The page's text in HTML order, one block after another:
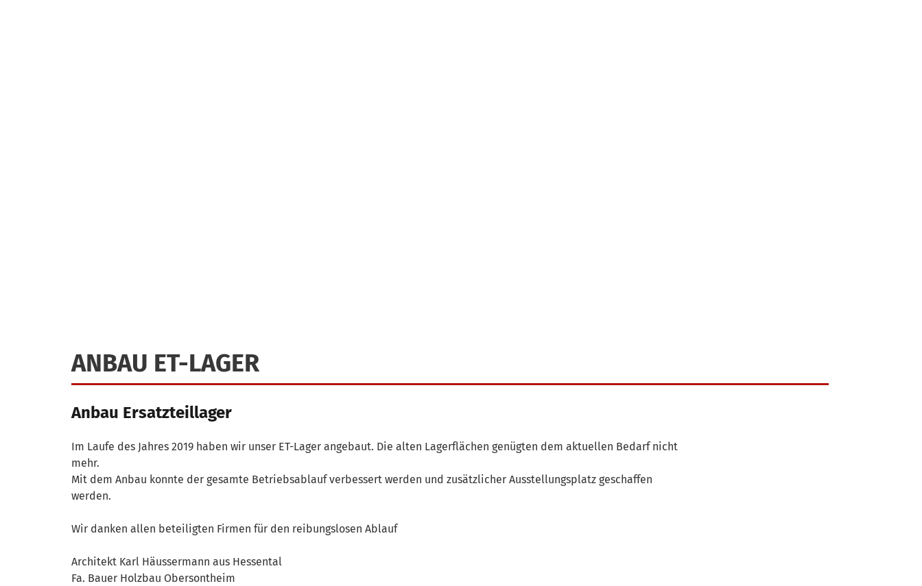
ANBAU ET-LAGER
Anbau Ersatzteillager
Im Laufe des Jahres 2019 haben wir unser ET-Lager angebaut. Die alten Lagerflächen genügten dem aktuellen Bedarf nicht
mehr.
Mit dem Anbau konnte der gesamte Betriebsablauf verbessert werden und zusätzlicher Ausstellungsplatz geschaffen
werden.
Wir danken allen beteiligten Firmen für den reibungslosen Ablauf
Architekt Karl Häussermann aus Hessental
Fa. Bauer Holzbau Obersontheim